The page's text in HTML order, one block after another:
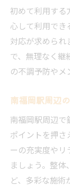
初めて利用する
心して利用で
対応が求められ
で、無理なく継
の不調予防やメ
南福岡駅周辺
南福岡駅周辺
ポイントを押さ
ーの充実度やリ
ましょう。整
ど、多彩な施術